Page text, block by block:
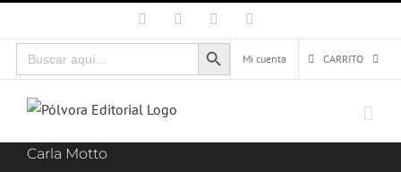
al
contenido
Facebook Instagram
Buscar:
Botón de búsqueda
Mi cuenta
CARRITO
Carla Motto